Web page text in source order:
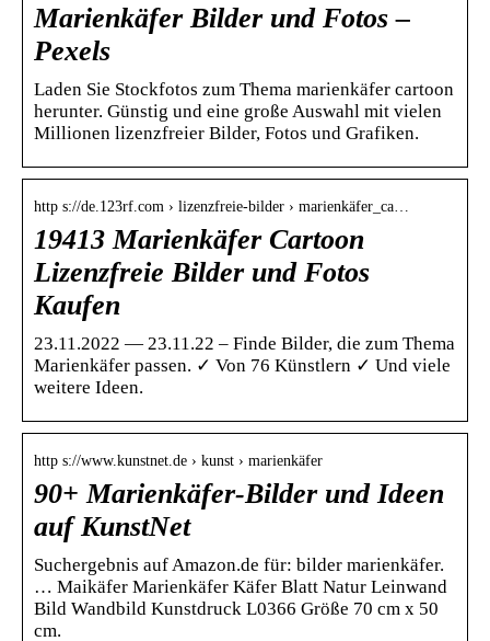
Marienkäfer Bilder und Fotos –
Pexels
Laden Sie Stockfotos zum Thema marienkäfer cartoon
herunter. Günstig und eine große Auswahl mit vielen
Millionen lizenzfreier Bilder, Fotos und Grafiken.
http s://de.123rf.com › lizenzfreie-bilder › marienkäfer_ca…
19413 Marienkäfer Cartoon
Lizenzfreie Bilder und Fotos
Kaufen
23.11.2022 — 23.11.22 – Finde Bilder, die zum Thema
Marienkäfer passen. ✓ Von 76 Künstlern ✓ Und viele
weitere Ideen.
http s://www.kunstnet.de › kunst › marienkäfer
90+ Marienkäfer-Bilder und Ideen
auf KunstNet
Suchergebnis auf Amazon.de für: bilder marienkäfer.
… Maikäfer Marienkäfer Käfer Blatt Natur Leinwand
Bild Wandbild Kunstdruck L0366 Größe 70 cm x 50
cm.